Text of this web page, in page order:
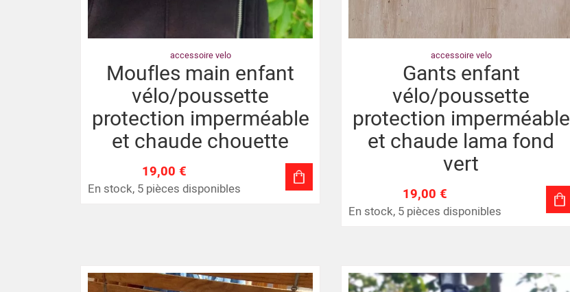
accessoire velo
Moufles main enfant
vélo/poussette
protection imperméable
et chaude chouette
19,00 €
En stock, 5 pièces disponibles
accessoire velo
Gants enfant
vélo/poussette
protection imperméable
et chaude lama fond
vert
19,00 €
En stock, 5 pièces disponibles